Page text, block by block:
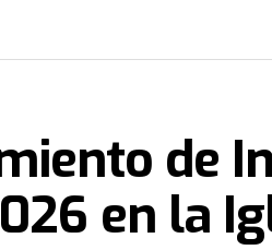
de
en la